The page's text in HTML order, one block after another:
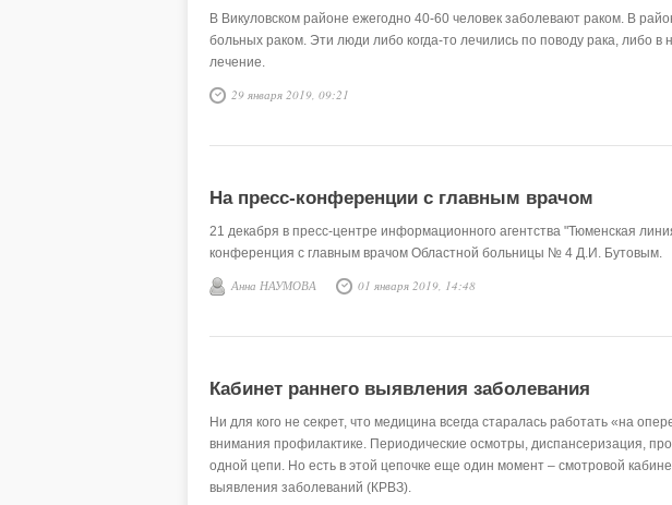
В Викуловском районе ежегодно 40-60 человек заболевают раком. В
больных раком. Эти люди либо когда-то лечились по поводу рака, либо
лечение.
29 января 2019, 09:21
На пресс-конференции с главным врачом
21 декабря в пресс-центре информационного агентства "Тюменская
конференция с главным врачом Областной больницы № 4 Д.И. Бутовым.
Анна НАУМОВА 01 января 2019, 14:48
Кабинет раннего выявления заболевания
Ни для кого не секрет, что медицина всегда старалась работать «на
внимания профилактике. Периодические осмотры, диспансеризация,
одной цепи. Но есть в этой цепочке еще один момент – смотровой
выявления заболеваний (КРВЗ).